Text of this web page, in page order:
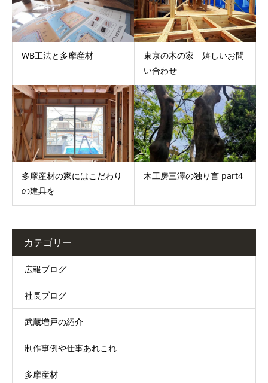
WB工法と多摩産材
東京の木の家 嬉しいお問
い合わせ
多摩産材の家にはこだわり
の建具を
木工房三澤の独り言 part4
カテゴリー
広報ブログ
社長ブログ
武蔵増戸の紹介
制作事例や仕事あれこれ
多摩産材